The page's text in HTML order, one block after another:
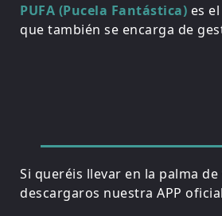
PUFA (Pucela Fantástica) es
que también se encarga de
Si queréis llevar en la palma
descargaros nuestra APP